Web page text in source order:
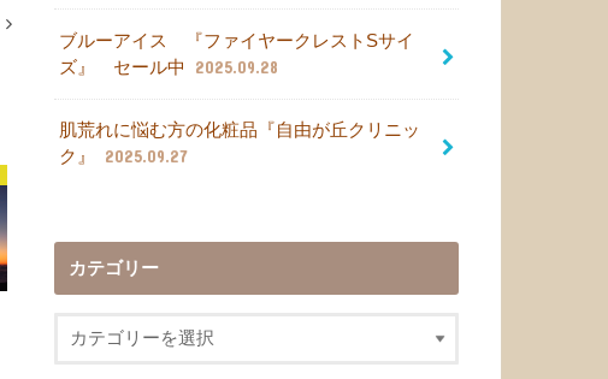
ブルーアイス 『ファイヤークレストSサイ
ズ』 セール中
2025.09.28
肌荒れに悩む方の化粧品『自由が丘クリニッ
ク』
2025.09.27
カテゴリー